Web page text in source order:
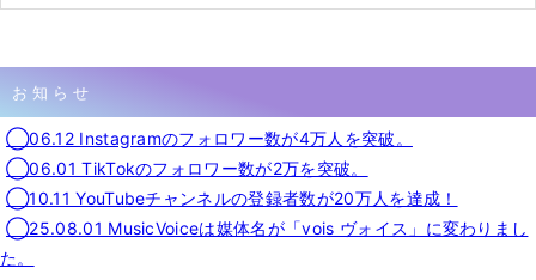
お知らせ
◯06.12 Instagramのフォロワー数が4万人を突破。
◯06.01 TikTokのフォロワー数が2万を突破。
◯10.11 YouTubeチャンネルの登録者数が20万人を達成！
◯25.08.01 MusicVoiceは媒体名が「vois ヴォイス」に変わりまし
た。